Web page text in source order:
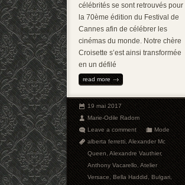
célébrités se sont retrouvés pour
la 70ème édition du Festival de
Cannes afin de célébrer les
cinémas du monde. Notre chère
Croisette s’est ainsi transformée
en un défilé
read more
19 mai 2017
Marie-Odile Radom
Leave a comment
Mode
alberta ferretti,Alexander Mc
Queen,Alexandre Vauthier,
Anthony Vacarello,Atelier
Versace,Bella Haddid,Bulgari,